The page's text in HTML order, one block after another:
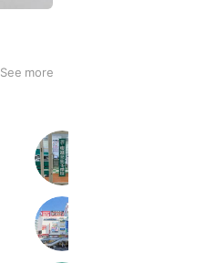
See more